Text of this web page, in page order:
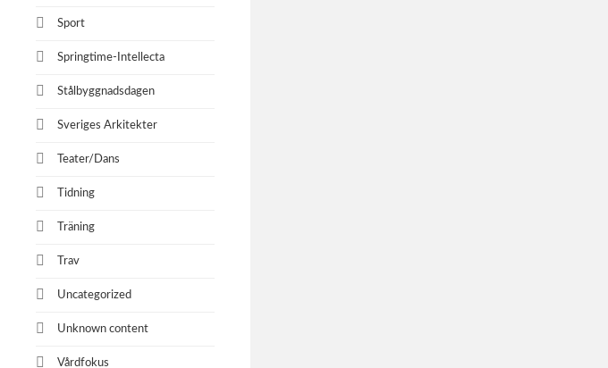
Sport
Springtime-Intellecta
Stålbyggnadsdagen
Sveriges Arkitekter
Teater/Dans
Tidning
Träning
Trav
Uncategorized
Unknown content
Vårdfokus